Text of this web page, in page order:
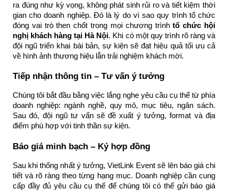
ra đúng như kỳ vọng, không phát sinh rủi ro và tiết kiệm thời
gian cho doanh nghiệp. Đó là lý do vì sao quy trình tổ chức
đóng vai trò then chốt trong mọi chương trìnhtổ chức hội
nghị khách hàng tại Hà Nội. Khi có một quy trình rõ ràng và
đội ngũ triển khai bài bản, sự kiện sẽ đạt hiệu quả tối ưu cả
về hình ảnh thương hiệu lẫn trải nghiệm khách mời.
Tiếp nhận thông tin – Tư vấn ý tưởng
Chúng tôi bắt đầu bằng việc lắng nghe yêu cầu cụ thể từ phía
doanh nghiệp: ngành nghề, quy mô, mục tiêu, ngân sách.
Sau đó, đội ngũ tư vấn sẽ đề xuất ý tưởng, format và địa
điểm phù hợp với tinh thần sự kiện.
Báo giá minh bạch – Ký hợp đồng
Sau khi thống nhất ý tưởng, VietLink Event sẽ lên báo giá chi
tiết và rõ ràng theo từng hạng mục. Doanh nghiệp cần cung
cấp đầy đủ yêu cầu cụ thể để chúng tôi có thể gửi báo giá